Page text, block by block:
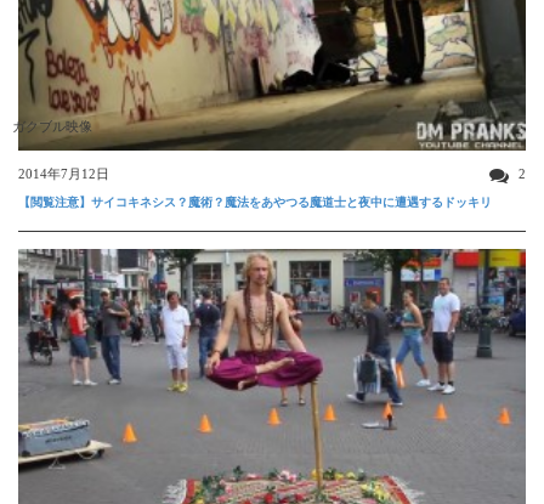
ガクブル映像
2014年7月12日 2
【閲覧注意】サイコキネシス？魔術？魔法をあやつる魔道士と夜中に遭遇するドッキリ